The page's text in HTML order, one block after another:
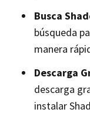
Busca
búsqueda
manera
Descarga
descarga
instalar